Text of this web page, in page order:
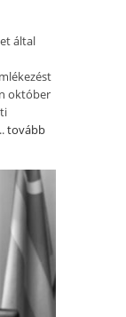
által
október
tovább